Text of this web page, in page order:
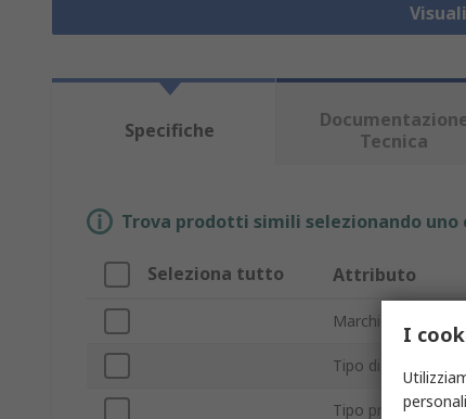
Specifiche
Tecnica
Trova prodotti simili selezionando
Seleziona tutto Attributo
Marchio
Tipo di marcatore
Tipo prodotto
I